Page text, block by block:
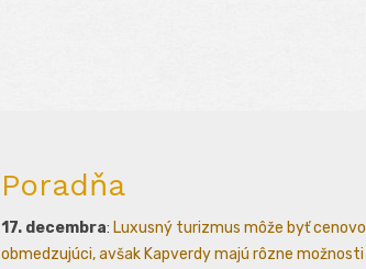
Poradňa
17. decembra: Luxusný turizmus môže byť cenovo
obmedzujúci, avšak Kapverdy majú rôzne možnosti